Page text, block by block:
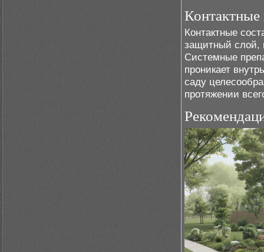
Контактные
защитный слой,
Системные
проникает
саду
протяжении